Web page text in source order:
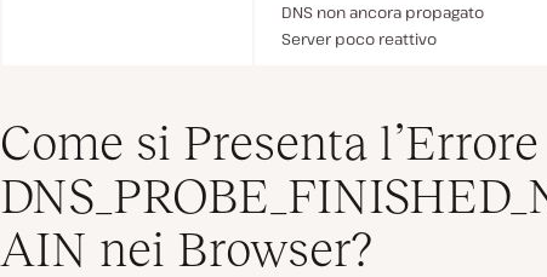
DNS non ancora propagato
Server poco reattivo
Come si Presenta l’Errore
AIN nei Browser?